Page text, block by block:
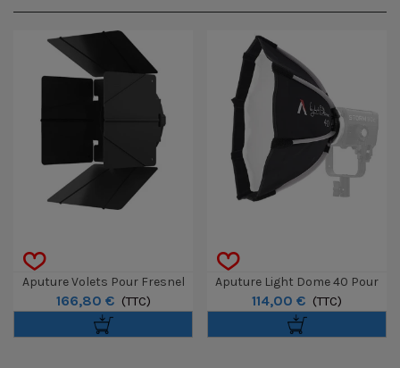
Aputure Volets Pour Fresnel
F10
166,80 € (TTC)
Aputure Light Dome 40 Pour
Storm 80c
114,00 € (TTC)